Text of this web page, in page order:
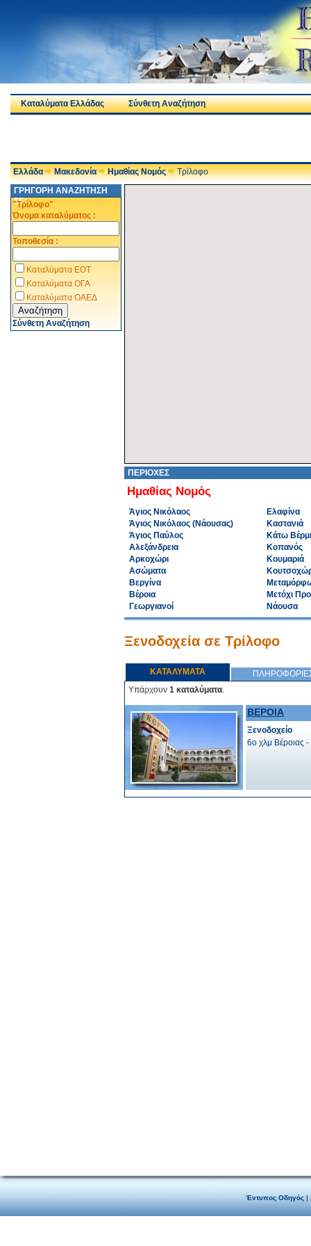
Καταλύματα Ελλάδας Σύνθετη Αναζήτηση
Ελλάδα Μακεδονία Ημαθίας Νομός
Τρίλοφο
ΓΡΗΓΟΡΗ ΑΝΑΖΗΤΗΣΗ
ΣΕ:
"Τρίλοφο"
Όνομα καταλύματος :
Τοποθεσία :
Καταλύματα ΕΟΤ
Καταλύματα ΟΓΑ
Καταλύματα ΟΑΕΔ
Σύνθετη Αναζήτηση
ΠΕΡΙΟΧΕΣ
Ημαθίας Νομός
Άγιος Νικόλαος
Άγιος Νικόλαος (Νάουσας)
Άγιος Παύλος
Αλεξάνδρεια
Αρκοχώρι
Ασώματα
Βεργίνα
Βέροια
Γεωργιανοί
Ελαφίνα
Καστανιά
Κάτω
Κοπανός
Κουμαριά
Μετόχι
Νάουσα
Ξενοδοχεία σε Τρίλοφο
ΚΑΤΑΛΥΜΑΤΑ
Υπάρχουν 1 καταλύματα.
ΒΕΡΟΙΑ
Ξενοδοχείο
6o χλμ Βέροιας
Έντυπος Οδηγός|